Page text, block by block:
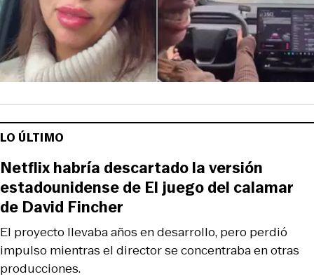
LO ÚLTIMO
El proyecto llevaba años en desarrollo, pero perdió
impulso mientras el director se concentraba en otras
producciones.
Netflix habría descartado la versión
estadounidense de El juego del calamar
de David Fincher